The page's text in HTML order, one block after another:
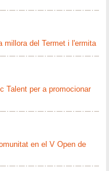
millora del Termet i l'ermita
Talent per a promocionar
en el V Open de